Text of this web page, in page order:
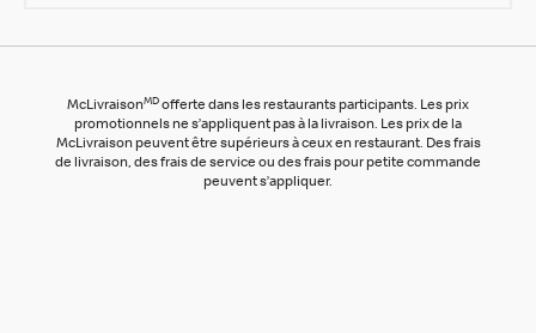
McLivraisonMDofferte dans les restaurants participants. Les prix
promotionnels ne s’appliquent pas à la livraison. Les prix de la
McLivraison peuvent être supérieurs à ceux en restaurant. Des frais
de livraison, des frais de service ou des frais pour petite commande
peuvent s’appliquer.